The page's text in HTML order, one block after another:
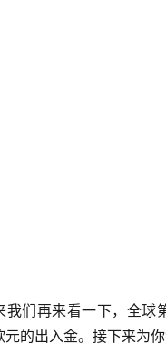
我们再来看一下，全球
元的出入金。接下来为